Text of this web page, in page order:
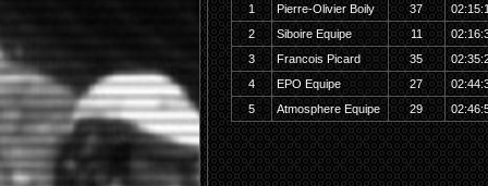
1
Pierre-Olivier Boily 37
2
Siboire Equipe 11
3
Francois Picard 35
4
EPO Equipe 27
5
Atmosphere Equipe 29